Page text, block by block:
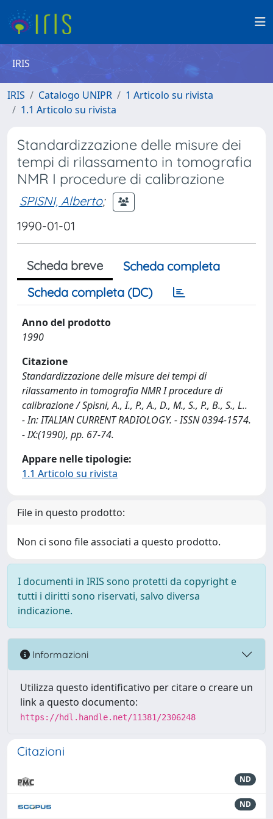
IRIS
IRIS Catalogo UNIPR
1 Articolo su rivista
1.1 Articolo su rivista
Standardizzazione delle misure dei
tempi di rilassamento in tomografia
NMR I procedure di calibrazione
SPISNI, Alberto;
1990-01-01
Scheda breve
Scheda completa
Scheda completa (DC)
Anno del prodotto
1990
Citazione
Standardizzazione delle misure dei tempi di
rilassamento in tomografia NMR I procedure di
calibrazione / Spisni, A., I., P., A., D., M., S., P., B., S., L..
- In: ITALIAN CURRENT RADIOLOGY. - ISSN 0394-1574.
- IX:(1990), pp. 67-74.
Appare nelle tipologie:
1.1 Articolo su rivista
File in questo prodotto:
Non ci sono file associati a questo prodotto.
I documenti in IRIS sono protetti da copyright e
tutti i diritti sono riservati, salvo diversa
indicazione.
Informazioni
Utilizza questo identificativo per citare o creare un
link a questo documento:
https://hdl.handle.net/11381/2306248
Citazioni
ND
ND